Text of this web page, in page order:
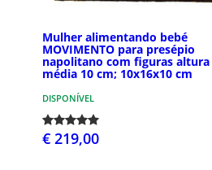
Mulher alimentando bebé
MOVIMENTO para presépio
napolitano com figuras altura
média 10 cm; 10x16x10 cm
DISPONÍVEL
€ 219,00